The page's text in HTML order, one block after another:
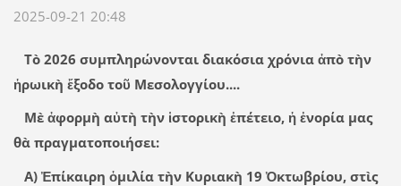
2025-09-21 20:48
Τὸ 2026 συμπληρώνονται διακόσια χρόνια ἀπὸ τὴν
ἡρωικὴ ἔξοδο τοῦ Μεσολογγίου....
Μὲ ἀφορμὴ αὐτὴ τὴν ἱστορικὴ ἐπέτειο, ἡ ἐνορία μας
θὰ πραγματοποιήσει:
Α) Ἐπίκαιρη ὁμιλία τὴν Κυριακὴ 19 Ὀκτωβρίου, στὶς